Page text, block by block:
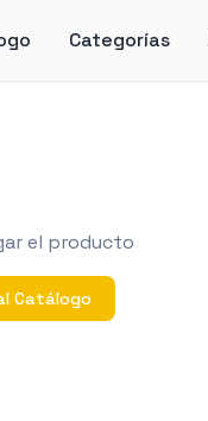
Categorías
el producto
Catálogo